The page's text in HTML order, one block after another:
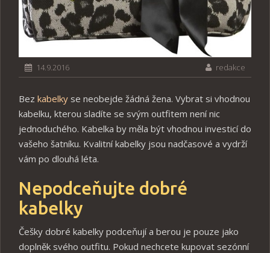
14.9.2016 redakce
Bez kabelky se neobejde žádná žena. Vybrat si vhodnou
kabelku, kterou sladíte se svým outfitem není nic
jednoduchého. Kabelka by měla být vhodnou investicí do
vašeho šatníku. Kvalitní kabelky jsou nadčasové a vydrží
vám po dlouhá léta.
Nepodceňujte dobré
kabelky
Češky dobré kabelky podceňují a berou je pouze jako
doplněk svého outfitu. Pokud nechcete kupovat sezónní